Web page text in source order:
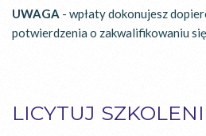
UWAGA - wpłaty dokonujesz
potwierdzenia o zakwalifikowaniu
LICYTUJ